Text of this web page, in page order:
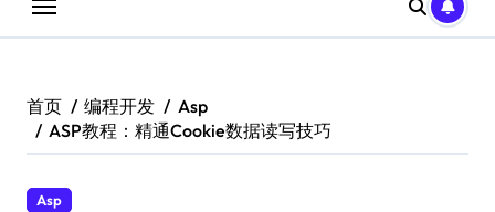
首页 编程开发
Asp
ASP教程：精通Cookie数据读写技巧
Asp